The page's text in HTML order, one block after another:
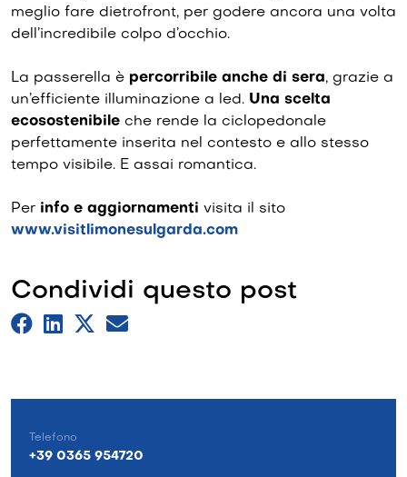
meglio fare dietrofront, per godere ancora una volta
dell’incredibile colpo d’occhio.
La passerella è percorribile anche di sera, grazie a
un’efficiente illuminazione a led. Una scelta
ecosostenibile che rende la ciclopedonale
perfettamente inserita nel contesto e allo stesso
tempo visibile. E assai romantica.
Per info e aggiornamenti visita il sito
www.visitlimonesulgarda.com
Condividi questo post
Telefono
+39 0365 954720